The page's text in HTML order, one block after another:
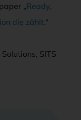
„Ready,
die zählt.“
SITS